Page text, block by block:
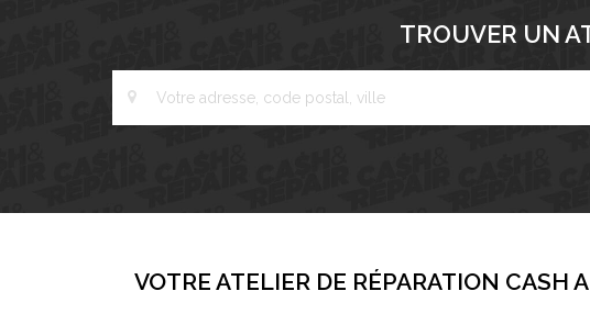
TROUVER UN
VOTRE ATELIER DE RÉPARATION CASH